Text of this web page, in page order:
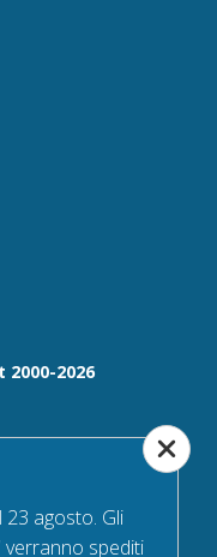
2026
Italia
la Camera di
Euro 25.000,00.
23 agosto. Gli
spediti